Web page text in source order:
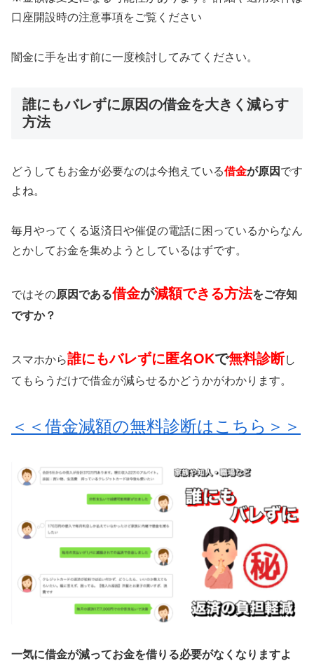
口座開設時の注意事項をご覧ください
闇金に手を出す前に一度検討してみてください。
誰にもバレずに原因の借金を大きく減らす
方法
どうしてもお金が必要なのは今抱えている借金が原因 です
よね。
毎月やってくる返済日や催促の電話に困っているからなん
とかしてお金を集めようとしているはずです。
ではその原因である借金が減額できる方法をご存知
ですか？
スマホから誰にもバレずに匿名OKで無料診断し
てもらうだけで借金が減らせるかどうかがわかります。
＜＜借金減額の無料診断はこちら＞＞
一気に借金が減ってお金を借りる必要がなくなりますよ